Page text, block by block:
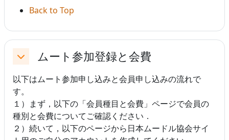
Back to Top
折りたたむムート参加登録と会費
以下はムート参加申し込みと会員申し込みの流れで
す。
１）まず，以下の「会員種目と会費」ページで会員の
種別と会費についてご確認ください．
２）続いて，以下のページから日本ムードル協会サイ